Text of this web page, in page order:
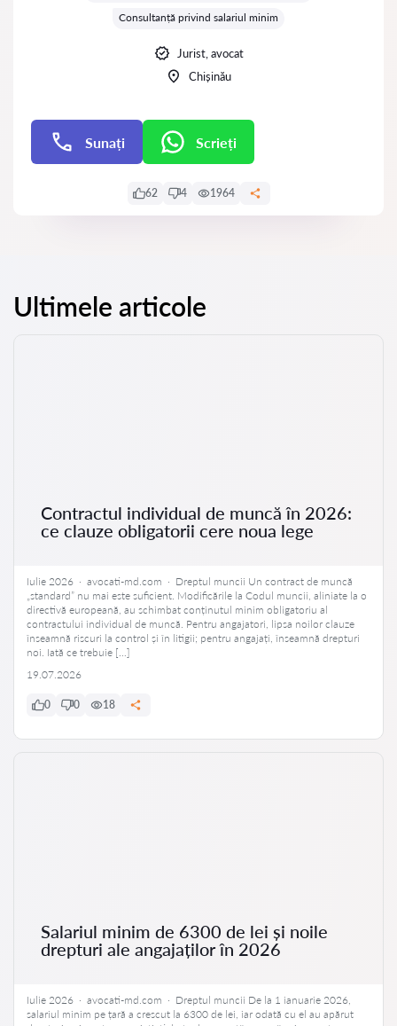
Consultanță privind salariul minim
Jurist, avocat
Chișinău
Sunați Scrieți
62 4 1964
Ultimele articole
Contractul individual de muncă în 2026:
ce clauze obligatorii cere noua lege
Iulie 2026 · avocati-md.com · Dreptul muncii Un contract de muncă
„standard” nu mai este suficient. Modificările la Codul muncii, aliniate la o
directivă europeană, au schimbat conținutul minim obligatoriu al
contractului individual de muncă. Pentru angajatori, lipsa noilor clauze
înseamnă riscuri la control și în litigii; pentru angajați, înseamnă drepturi
noi. Iată ce trebuie […]
19.07.2026
0 0 18
Salariul minim de 6300 de lei și noile
drepturi ale angajaților în 2026
Iulie 2026 · avocati-md.com · Dreptul muncii De la 1 ianuarie 2026,
salariul minim pe țară a crescut la 6300 de lei, iar odată cu el au apărut